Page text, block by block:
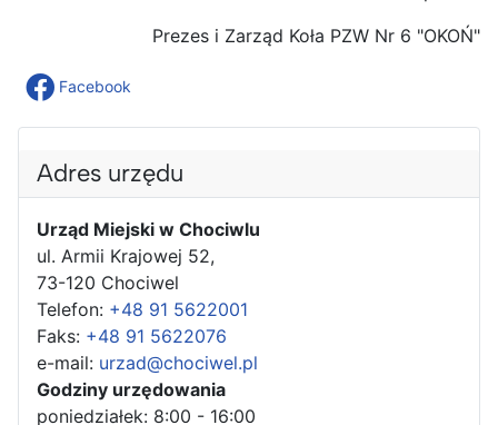
Prezes i Zarząd Koła PZW Nr 6 "OKOŃ"
Facebook
Adres urzędu
Urząd Miejski w Chociwlu
ul. Armii Krajowej 52,
73-120 Chociwel
Telefon: +48 91 5622001
Faks: +48 91 5622076
e-mail: urzad@chociwel.pl
Godziny urzędowania
poniedziałek: 8:00 - 16:00